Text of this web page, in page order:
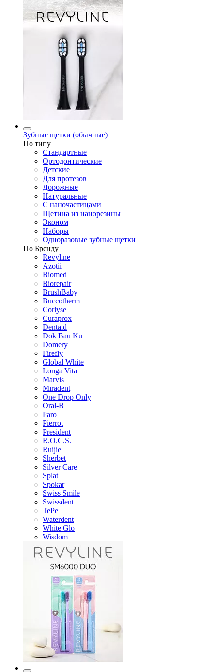
Зубные щетки (обычные)
По типу
Стандартные
Ортодонтические
Детские
Для протезов
Дорожные
Натуральные
С наночастицами
Щетина из нанорезины
Эконом
Наборы
Одноразовые зубные щетки
По Бренду
Revyline
Azotii
Biomed
Biorepair
BrushBaby
Buccotherm
Corlyse
Curaprox
Dentaid
Dok Bau Ku
Domery
Firefly
Global White
Longa Vita
Marvis
Miradent
One Drop Only
Oral-B
Paro
Pierrot
President
R.O.C.S.
Ruijie
Sherbet
Silver Care
Splat
Spokar
Swiss Smile
Swissdent
TePe
Waterdent
White Glo
Wisdom